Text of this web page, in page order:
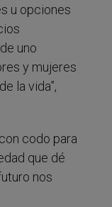
u opciones
uno
y mujeres
la vida”,
codo para
que dé
nos